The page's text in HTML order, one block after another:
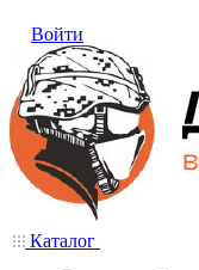
Войти
Каталог